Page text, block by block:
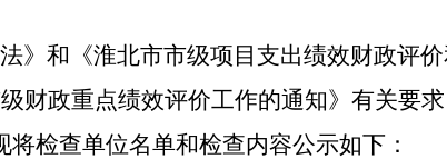
》和《淮北市市级项目支出绩效财政评
财政重点绩效评价工作的通知》有关要
检查单位名单和检查内容公示如下：